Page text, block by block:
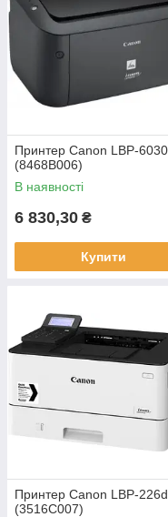
Принтер Canon LBP-
(8468B006)
В наявності
6 830,30 ₴
Купити
Принтер Canon LBP-
(3516C007)